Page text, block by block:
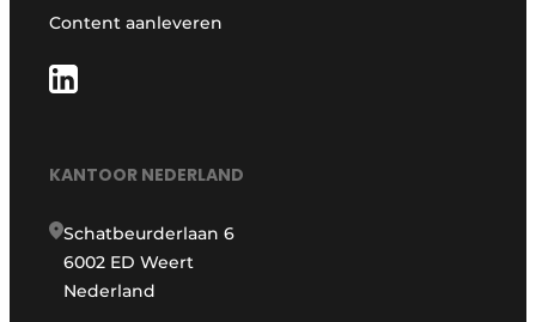
Content aanleveren
KANTOOR NEDERLAND
Schatbeurderlaan 6
6002 ED Weert
Nederland